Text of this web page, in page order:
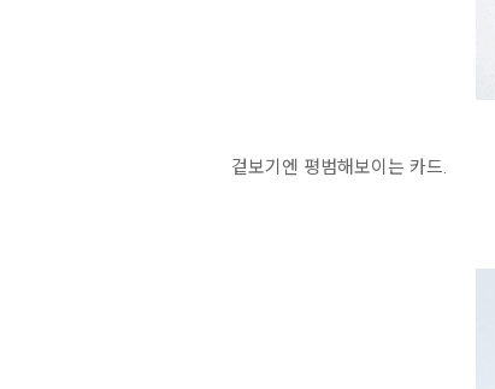
겉보기엔 평범해보이는 카드.